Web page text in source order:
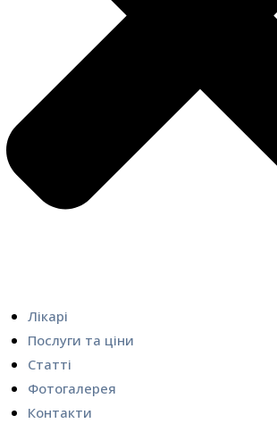
Лікарі
Послуги та ціни
Статті
Фотогалерея
Контакти